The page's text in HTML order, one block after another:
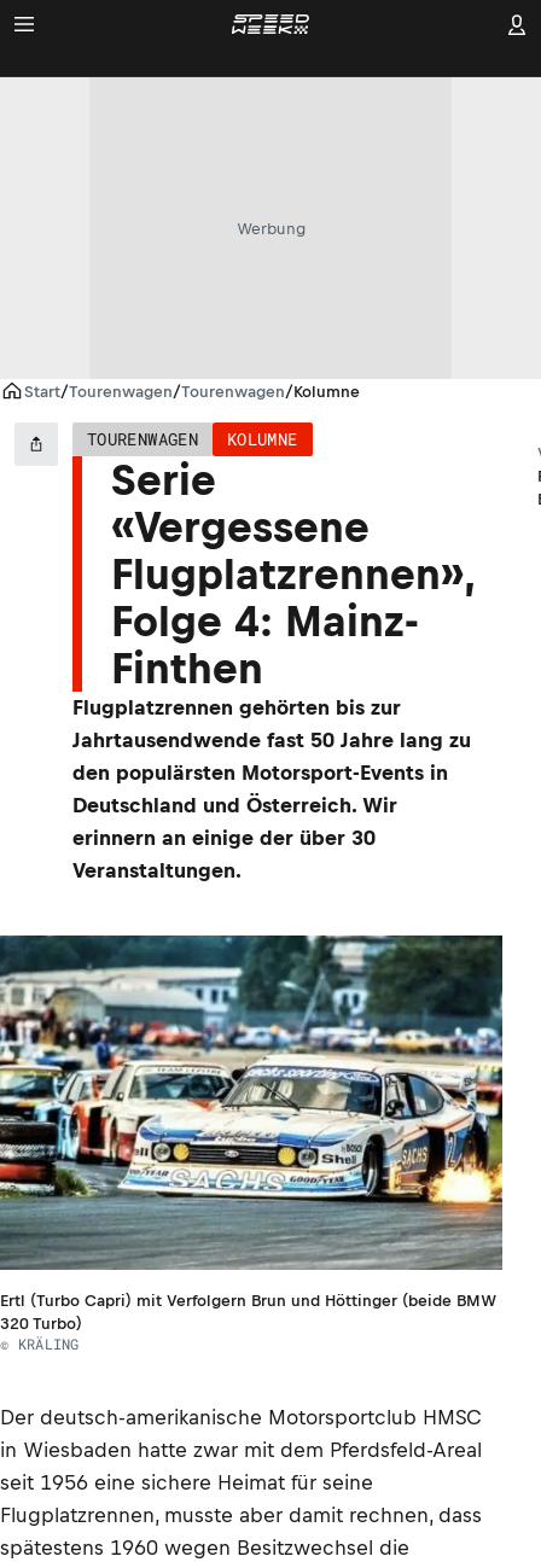
Werbung
Start/Tourenwagen/Tourenwagen/Kolumne
TOURENWAGEN KOLUMNE
Serie
«Vergessene
Flugplatzrennen»,
Folge 4: Mainz-
Finthen
Flugplatzrennen gehörten bis zur
Jahrtausendwende fast 50 Jahre lang zu
den populärsten Motorsport-Events in
Deutschland und Österreich. Wir
erinnern an einige der über 30
Veranstaltungen.
Ertl (Turbo Capri) mit Verfolgern Brun und Höttinger (beide BMW
320 Turbo)
© KRÄLING
Der deutsch-amerikanische Motorsportclub HMSC
in Wiesbaden hatte zwar mit dem Pferdsfeld-Areal
seit 1956 eine sichere Heimat für seine
Flugplatzrennen, musste aber damit rechnen, dass
spätestens 1960 wegen Besitzwechsel die